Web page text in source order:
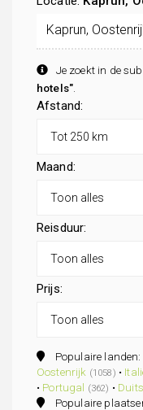
Je zoekt in de
hotels"
Afstand:
Maand:
Reisduur:
Prijs:
Populaire landen:
Oostenrijk (1058) •
• Portugal (362) •
Populaire